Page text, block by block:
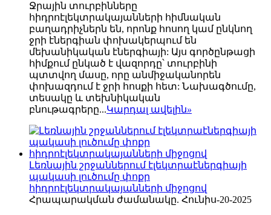
Ջրային տուրբինները
հիդրոէլեկտրակայանների հիմնական
բաղադրիչներն են, որոնք հոսող կամ ընկնող
ջրի էներգիան փոխակերպում են
մեխանիկական էներգիայի: Այս գործընթացի
հիմքում ընկած է վազորդը՝ տուրբինի
պտտվող մասը, որը անմիջականորեն
փոխազդում է ջրի հոսքի հետ: Նախագծումը,
տեսակը և տեխնիկական
բնութագրերը...Կարդալ ավելին»
Լեռնային շրջաններում էլեկտրաէներգիայի
պակասի լուծումը փոքր
հիդրոէլեկտրակայանների միջոցով
Հրապարակման ժամանակը. Հունիս-20-2025